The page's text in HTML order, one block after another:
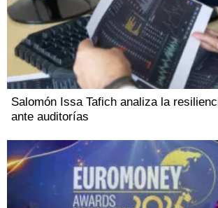
Salomón Issa Tafich analiza la
ante auditorías